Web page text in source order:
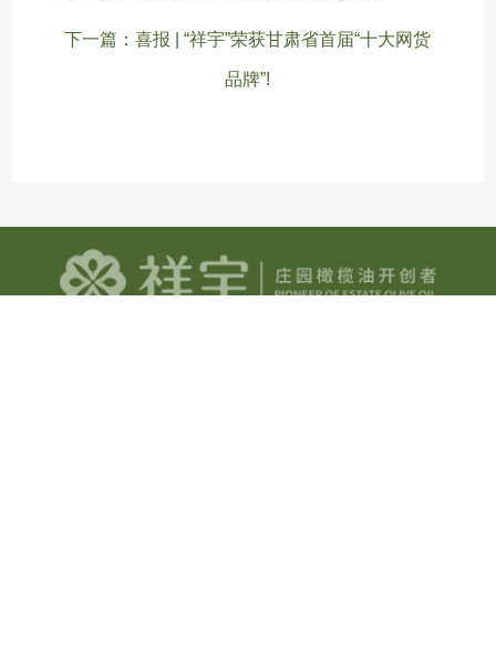
下一篇：喜报 | “祥宇”荣获甘肃省首届“十大网货
品牌”!